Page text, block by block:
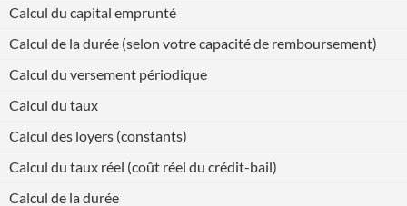
Calcul du capital emprunté
Calcul de la durée (selon votre capacité de remboursement)
Calcul du versement périodique
Calcul du taux
Calcul des loyers (constants)
Calcul du taux réel (coût réel du crédit-bail)
Calcul de la durée